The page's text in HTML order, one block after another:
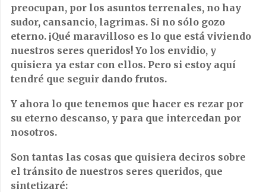
preocupan, por los asuntos terrenales, no hay
sudor, cansancio, lagrimas. Si no sólo gozo
eterno. ¡Qué maravilloso es lo que está viviendo
nuestros seres queridos! Yo los envidio, y
quisiera ya estar con ellos. Pero si estoy aquí
tendré que seguir dando frutos.
Y ahora lo que tenemos que hacer es rezar por
su eterno descanso, y para que intercedan por
nosotros.
Son tantas las cosas que quisiera deciros sobre
el tránsito de nuestros seres queridos, que
sintetizaré: